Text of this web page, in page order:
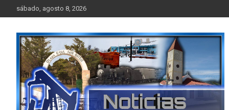
to
sábado, agosto 8, 2026